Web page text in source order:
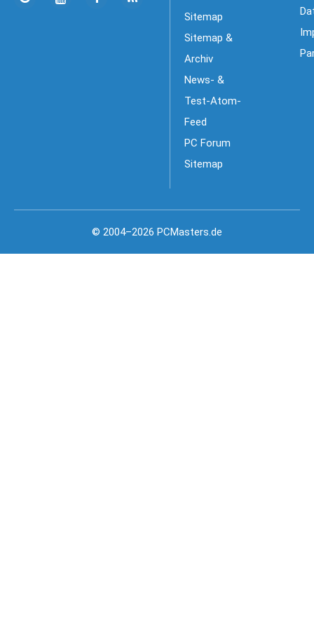
Sitemap
Sitemap &
Archiv
News- &
Test-Atom-
Feed
PC Forum
Sitemap
© 2004–2026 PCMasters.de